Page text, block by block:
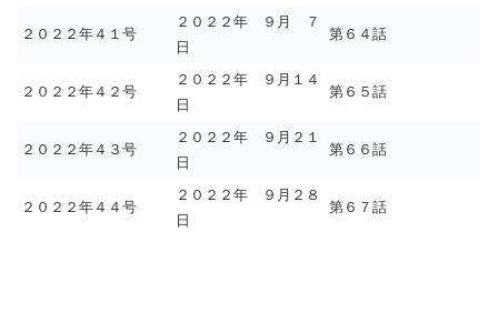
２０２２年４１号
２０２２年 ９月 ７
日
第６４話
２０２２年４２号
２０２２年 ９月１４
日
第６５話
２０２２年４３号
２０２２年 ９月２１
日
第６６話
２０２２年４４号
２０２２年 ９月２８
日
第６７話